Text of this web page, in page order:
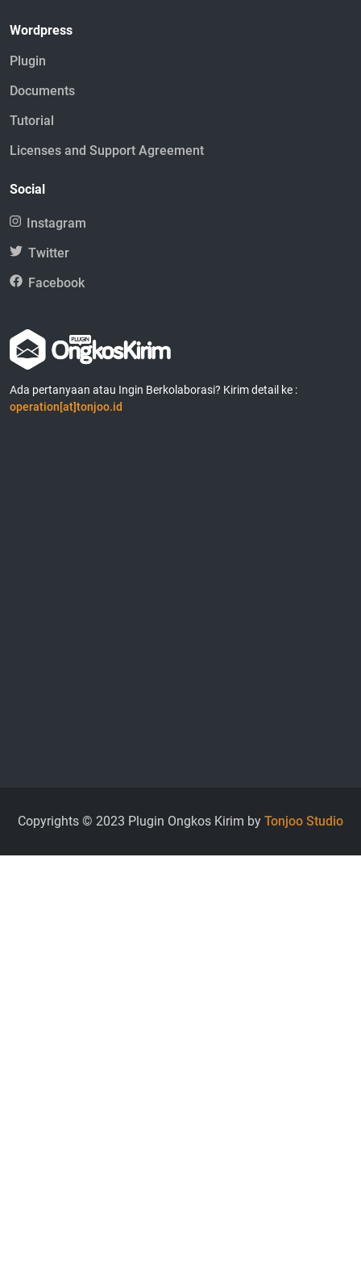
Wordpress
Plugin
Documents
Tutorial
Licenses and Support Agreement
Social
Instagram
Twitter
Facebook
Ada pertanyaan atau Ingin Berkolaborasi? Kirim detail ke :
operation[at]tonjoo.id
Copyrights © 2023 Plugin Ongkos Kirim by Tonjoo Studio